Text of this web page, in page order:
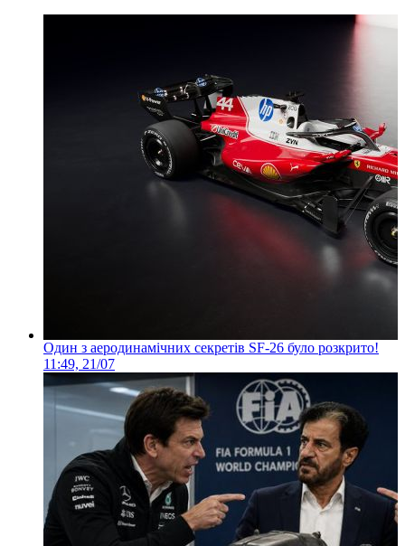
Один з аеродинамічних секретів SF-26 було розкрито!
11:49, 21/07